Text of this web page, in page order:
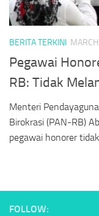
BERITA TERKINI
Pegawai
RB: Tidak
Menteri
Birokrasi (PAN-RB)
pegawai honorer
FOLLOW: